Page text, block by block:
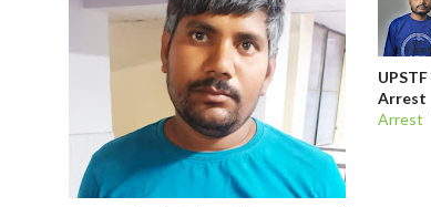
UPSTF
Arrest
Arrest